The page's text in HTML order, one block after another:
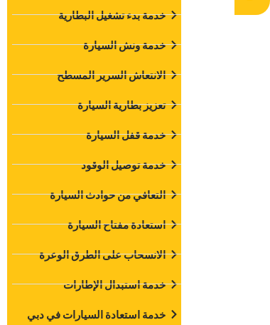
‏خدمة بدء تشغيل البطارية‏
‏خدمة ونش السيارة‏
‏الانتعاش السرير المسطح‏
‏تعزيز بطارية السيارة‏
‏خدمة قفل السيارة‏
‏خدمة توصيل الوقود‏
‏التعافي من حوادث السيارة‏
‏استعادة مفتاح السيارة‏
‏الانسحاب على الطرق الوعرة‏
‏خدمة استبدال الإطارات‏
‏خدمة استعادة السيارات في دبي‏